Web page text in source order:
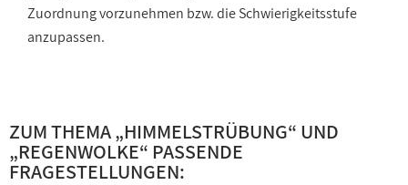
Zuordnung vorzunehmen bzw. die Schwierigkeitsstufe
anzupassen.
ZUM THEMA „HIMMELSTRÜBUNG“ UND
„REGENWOLKE“ PASSENDE
FRAGESTELLUNGEN: